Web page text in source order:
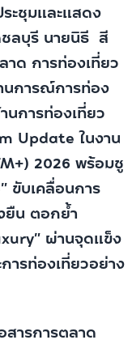
ะชุมและแสดง
ลบุรี นายนิธี สี
ด การท่องเที่ยว
นการณ์การท่อง
นการท่องเที่ยว
Update ในงาน
2026 พร้อมชู
ขับเคลื่อนการ
ยืน ตอกย้ำ
ผ่านจุดแข็ง
ารท่องเที่ยวอย่าง
ารการตลาด